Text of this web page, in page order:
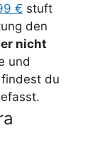
€ stuft
den
nicht
und
du